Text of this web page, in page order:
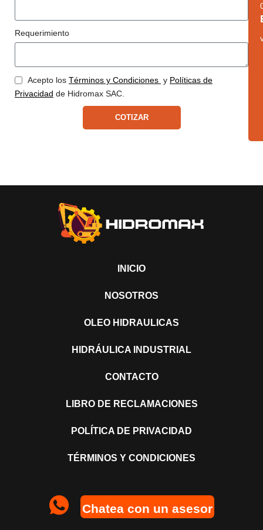
Requerimiento
Acepto los Términos y Condiciones y Políticas de
Privacidad de Hidromax SAC.
COTIZAR
INICIO
NOSOTROS
OLEO HIDRAULICAS
HIDRÁULICA INDUSTRIAL
CONTACTO
LIBRO DE RECLAMACIONES
POLÍTICA DE PRIVACIDAD
TÉRMINOS Y CONDICIONES
Chatea con un asesor